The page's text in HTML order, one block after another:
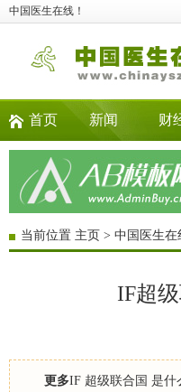
中国医生在线！
首页 新闻 财
当前位置 主页 > 中国医生在
IF超
更多IF 超级联合国 是什